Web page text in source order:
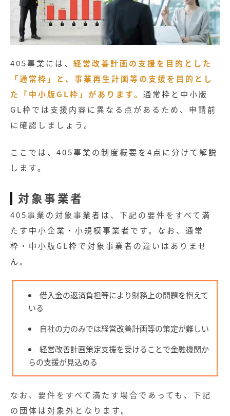
405事業には、 経営改善計画の支援を目的とした
「通常枠」と、事業再生計画等の支援を目的とし
た「中小版GL枠」があります。 通常枠と中小版
GL枠では支援内容に異なる点があるため、申請前
に確認しましょう。
ここでは、405事業の制度概要を4点に分けて解説
します。
対象事業者
405事業の対象事業者は、下記の要件をすべて満
たす中小企業・小規模事業者です。なお、通常
枠・中小版GL枠で対象事業者の違いはありませ
ん。
借入金の返済負担等により財務上の問題を抱えて
いる
自社の力のみでは経営改善計画等の策定が難しい
経営改善計画策定支援を受けることで金融機関か
らの支援が見込める
なお、要件をすべて満たす場合であっても、下記
の団体は対象外となります。